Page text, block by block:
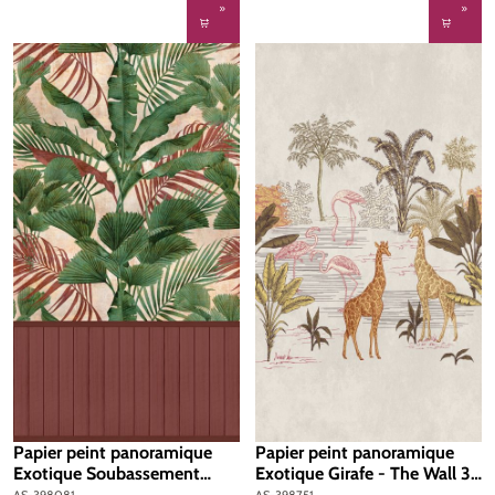
Papier peint panoramique
Exotique Soubassement
Papier peint panoramique
Exotique Girafe - The Wall 3